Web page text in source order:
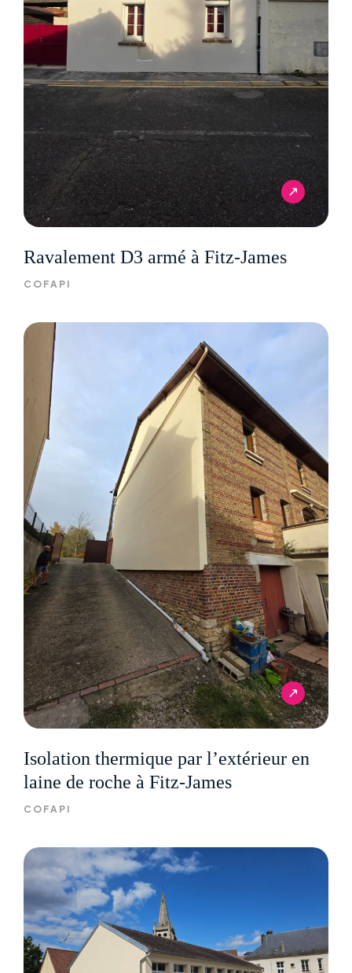
Ravalement D3 armé à Fitz-James
COFAPI
Isolation thermique par l’extérieur en
laine de roche à Fitz-James
COFAPI